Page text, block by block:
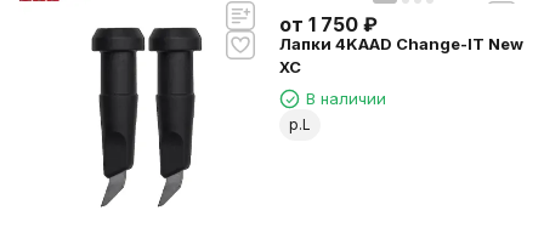
от 1 750 ₽
Лапки 4KAAD Change-IT New
XC
В наличии
р.L